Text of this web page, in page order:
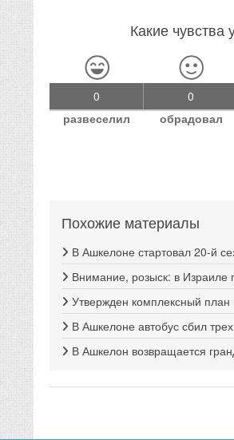
Какие
0
развеселил
0
обрадовал
Похожие материалы
В Ашкелоне стартовал 20-й
Внимание, розыск: в Израиле
Утвержден комплексный
В Ашкелоне автобус сбил
В Ашкелон возвращается